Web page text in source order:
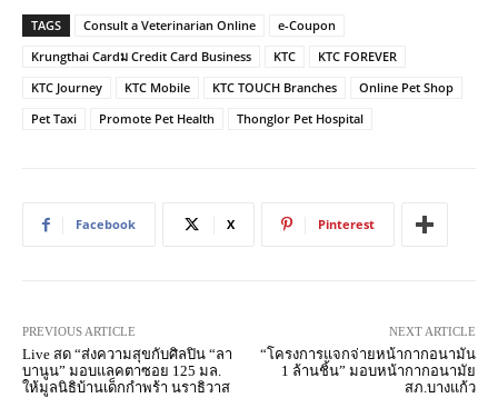
TAGS Consult a Veterinarian Online
e-Coupon
Krungthai Cardม Credit Card Business
KTC
KTC FOREVER
KTC Journey
KTC Mobile KTC TOUCH Branches
Online Pet Shop
Pet Taxi
Promote Pet Health Thonglor Pet Hospital
Facebook X Pinterest
PREVIOUS ARTICLE
Live สด “ส่งความสุขกับศิลปิน “ลา
บานูน” มอบแลคตาซอย 125 มล.
ให้มูลนิธิบ้านเด็กกำพร้า นราธิวาส
NEXT ARTICLE
“โครงการแจกจ่ายหน้ากากอนามัน
1 ล้านชิ้น” มอบหน้ากากอนามัย
สภ.บางแก้ว